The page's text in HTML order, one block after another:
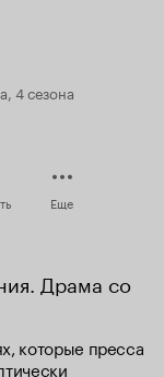
4 сезона
Еще
Драма со
которые пресса